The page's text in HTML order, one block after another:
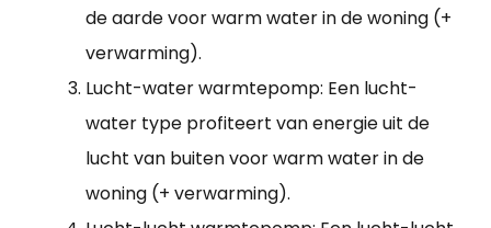
de aarde voor warm water in de woning (+
verwarming).
Lucht-water warmtepomp: Een lucht-
water type profiteert van energie uit de
lucht van buiten voor warm water in de
woning (+ verwarming).